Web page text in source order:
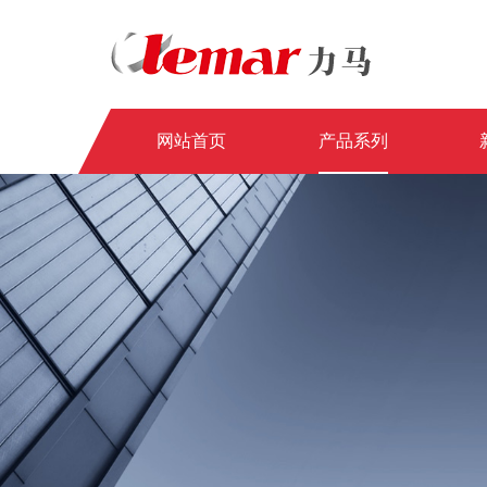
网站首页 产品系列